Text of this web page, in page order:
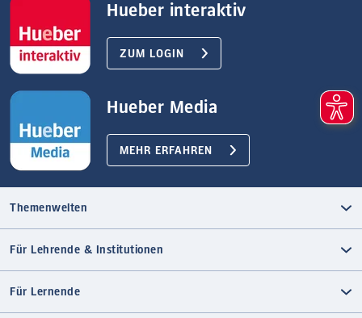
Hueber interaktiv
ZUM LOGIN
Hueber Media
MEHR ERFAHREN
Themenwelten
Für Lehrende & Institutionen
Für Lernende